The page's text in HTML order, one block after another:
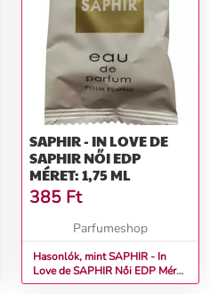
SAPHIR - IN LOVE DE
SAPHIR NŐI EDP
MÉRET: 1,75 ML
385 Ft
Parfumeshop
Hasonlók, mint SAPHIR - In
Love de SAPHIR Női EDP Méret:
1,75 ml